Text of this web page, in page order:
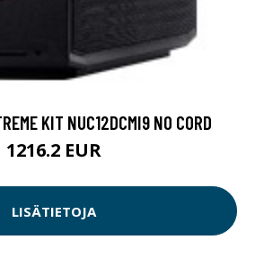
KIT NUC12DCMI9 NO CORD
1216.2 EUR
LISÄTIETOJA